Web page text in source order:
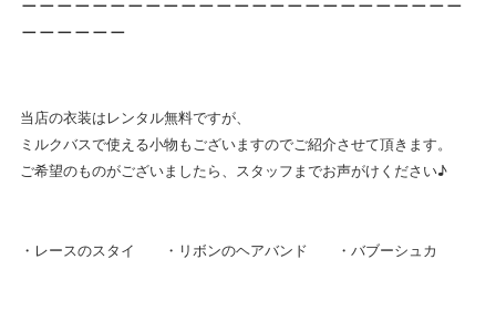
当店の衣装はレンタル無料ですが、
ミルクバスで使える小物もございますのでご紹介させて頂きます。
ご希望のものがございましたら、スタッフまでお声がけください♪
・レースのスタイ ・リボンのヘアバンド ・バブーシュカ